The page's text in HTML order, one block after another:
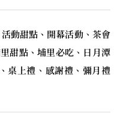
動甜點、開幕活動、茶會
甜點、埔里必吃、日月潭
桌上禮、感謝禮、彌月禮